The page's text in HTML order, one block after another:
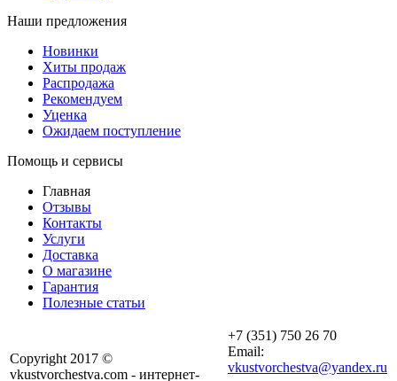
Наши предложения
Новинки
Хиты продаж
Распродажа
Рекомендуем
Уценка
Ожидаем поступление
Помощь и сервисы
Главная
Отзывы
Контакты
Услуги
Доставка
О магазине
Гарантия
Полезные статьи
Copyright 2017 ©
vkustvorchestva.com - интернет-
+7 (351) 750 26 70
Email:
vkustvorchestva@yandex.ru